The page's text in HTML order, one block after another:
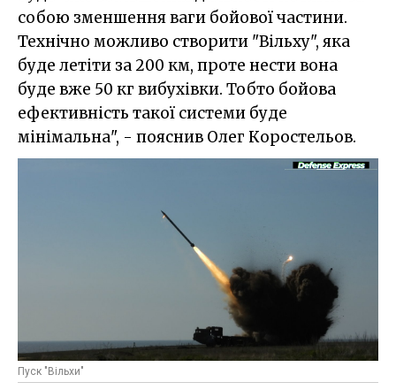
собою зменшення ваги бойової частини.
Технічно можливо створити "Вільху", яка
буде летіти за 200 км, проте нести вона
буде вже 50 кг вибухівки. Тобто бойова
ефективність такої системи буде
мінімальна", - пояснив Олег Коростельов.
Пуск "Вільхи"